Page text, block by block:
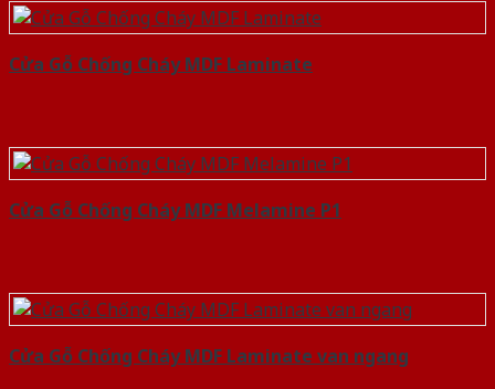
Cửa Gỗ Chống Cháy MDF Laminate
Cửa Gỗ Chống Cháy MDF Melamine P1
Cửa Gỗ Chống Cháy MDF Laminate van ngang